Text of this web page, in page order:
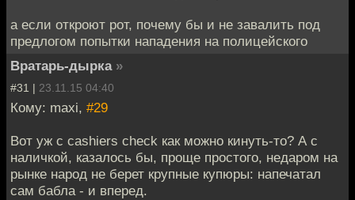
а если откроют рот, почему бы и не завалить под
предлогом попытки нападения на полицейского
Вратарь-дырка »
#31 | 23.11.15 04:40
Кому: maxi, #29
Вот уж с cashiers check как можно кинуть-то? А с
наличкой, казалось бы, проще простого, недаром на
рынке народ не берет крупные купюры: напечатал
сам бабла - и вперед.